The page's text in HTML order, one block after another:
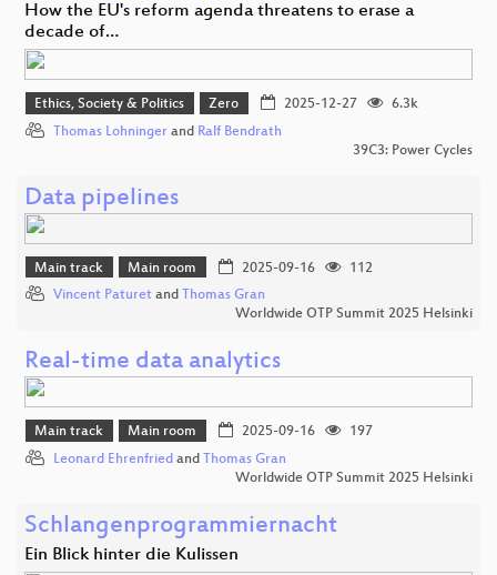
How the EU's reform agenda threatens to erase a
decade of…
Ethics, Society & Politics Zero 2025-12-27
6.3k
Thomas Lohninger and Ralf Bendrath
39C3: Power Cycles
Data pipelines
Main track Main room 2025-09-16
112
Vincent Paturet and Thomas Gran
Worldwide OTP Summit 2025 Helsinki
Real-time data analytics
Main track Main room 2025-09-16
197
Leonard Ehrenfried and Thomas Gran
Worldwide OTP Summit 2025 Helsinki
Schlangenprogrammiernacht
Ein Blick hinter die Kulissen